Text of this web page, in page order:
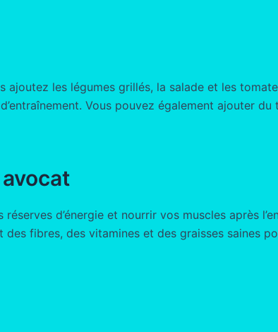
les légumes grillés, la salade et les
Vous pouvez également ajouter
d’énergie et nourrir vos muscles après
fibres, des vitamines et des graisses saines